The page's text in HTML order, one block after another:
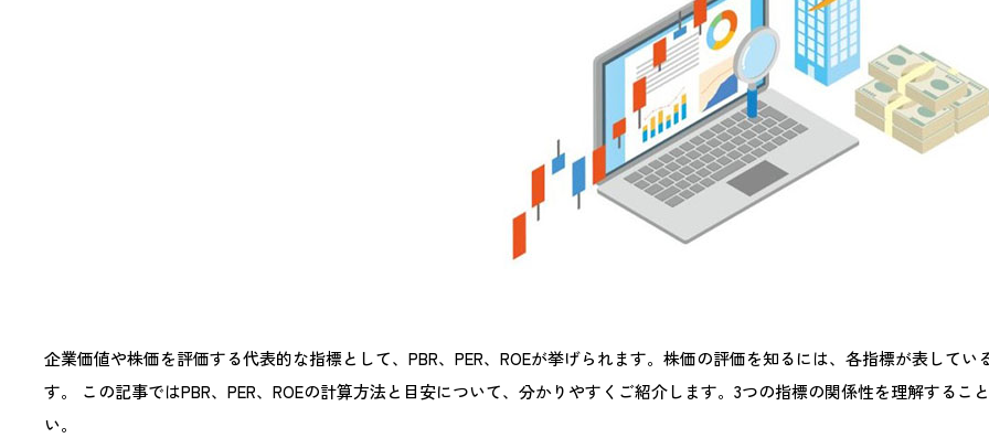
企業価値や株価を評価する代表的な指標として、P​BR​、PER、ROEが挙げられます。株価の評価を知るには、各指標が表して
す。 この記事ではPBR、PER、ROEの計算方法と目安について、分かりやすくご紹介します。3つの指標の関係性を理解する
い。